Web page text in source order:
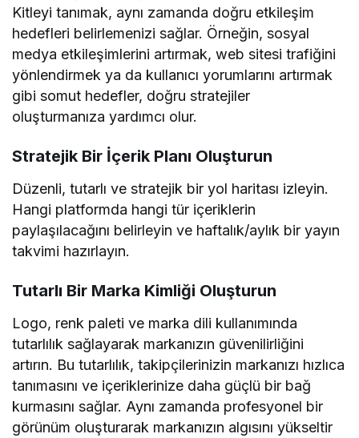
Kitleyi tanımak, aynı zamanda doğru etkileşim
hedefleri belirlemenizi sağlar. Örneğin, sosyal
medya etkileşimlerini artırmak, web sitesi trafiğini
yönlendirmek ya da kullanıcı yorumlarını artırmak
gibi somut hedefler, doğru stratejiler
oluşturmanıza yardımcı olur.
Stratejik Bir İçerik Planı Oluşturun
Düzenli, tutarlı ve stratejik bir yol haritası izleyin.
Hangi platformda hangi tür içeriklerin
paylaşılacağını belirleyin ve haftalık/aylık bir yayın
takvimi hazırlayın.
Tutarlı Bir Marka Kimliği Oluşturun
Logo, renk paleti ve marka dili kullanımında
tutarlılık sağlayarak markanızın güvenilirliğini
artırın. Bu tutarlılık, takipçilerinizin markanızı hızlıca
tanımasını ve içeriklerinize daha güçlü bir bağ
kurmasını sağlar. Aynı zamanda profesyonel bir
görünüm oluşturarak markanızın algısını yükseltir